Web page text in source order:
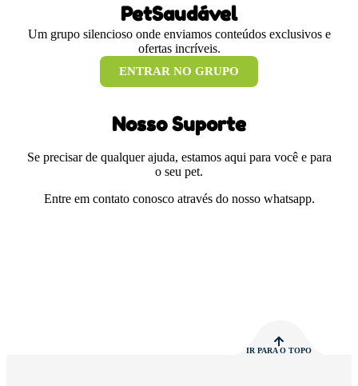
PetSaudável
Um grupo silencioso onde enviamos conteúdos exclusivos e
ofertas incríveis.
ENTRAR NO GRUPO
Nosso Suporte
Se precisar de qualquer ajuda, estamos aqui para você e para
o seu pet.
Entre em contato conosco através do nosso whatsapp.
IR PARA O TOPO